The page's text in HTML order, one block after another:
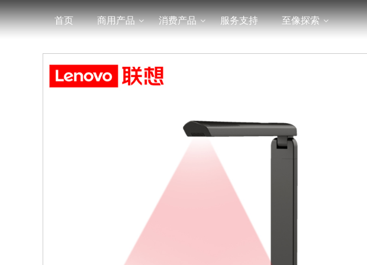
首页 商用产品 消费产品 服务支持 至像探索